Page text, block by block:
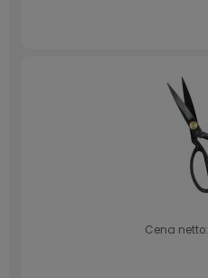
Cena netto: